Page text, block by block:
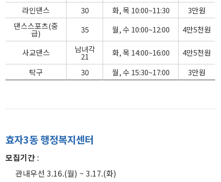
라인댄스
30 화, 목 10:00~11:30
3만원
댄스스포츠(중
급) 35 월, 수 10:00~12:00 4만5천원
사교댄스 남녀각
21 화, 목 14:00~16:00
4만5천원
탁구
30 월, 수 15:30~17:00 3만원
효자3동 행정복지센터
모집기간 :
관내우선 3.16.(월) ~ 3.17.(화)